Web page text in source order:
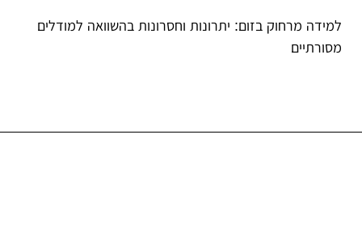
למידה מרחוק בזום: יתרונות וחסרונות בהשוואה למודלים
מסורתיים